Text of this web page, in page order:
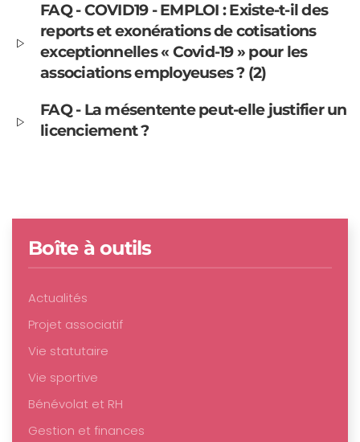
FAQ - COVID19 - EMPLOI : Existe-t-il des
reports et exonérations de cotisations
exceptionnelles « Covid-19 » pour les
associations employeuses ? (2)
FAQ - La mésentente peut-elle justifier un
licenciement ?
Boîte à outils
Actualités
Projet associatif
Vie statutaire
Vie sportive
Bénévolat et RH
Gestion et finances